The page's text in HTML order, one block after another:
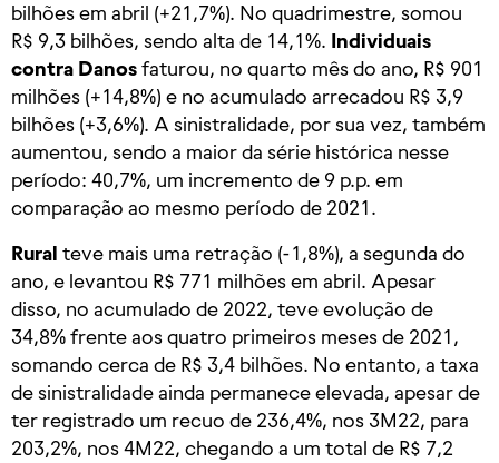
bilhões em abril (+21,7%). No quadrimestre, somou
R$ 9,3 bilhões, sendo alta de 14,1%. Individuais
contra Danosfaturou, no quarto mês do ano, R$ 901
milhões (+14,8%) e no acumulado arrecadou R$ 3,9
bilhões (+3,6%). A sinistralidade, por sua vez, também
aumentou, sendo a maior da série histórica nesse
período: 40,7%, um incremento de 9 p.p. em
comparação ao mesmo período de 2021.
Rural teve mais uma retração (-1,8%), a segunda do
ano, e levantou R$ 771 milhões em abril. Apesar
disso, no acumulado de 2022, teve evolução de
34,8% frente aos quatro primeiros meses de 2021,
somando cerca de R$ 3,4 bilhões. No entanto, a taxa
de sinistralidade ainda permanece elevada, apesar de
ter registrado um recuo de 236,4%, nos 3M22, para
203,2%, nos 4M22, chegando a um total de R$ 7,2